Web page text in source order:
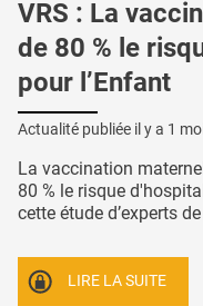
VRS : La
de 80 % le
pour l’Enfant
Actualité publiée il y a 1
La vaccination
80 % le risque
cette étude d’experts
LIRE LA SUITE